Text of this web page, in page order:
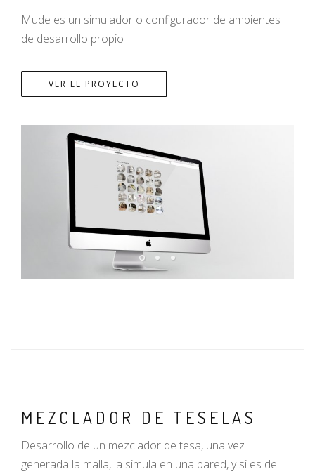
Mude es un simulador o configurador de ambientes
de desarrollo propio
VER EL PROYECTO
MEZCLADOR DE TESELAS
Desarrollo de un mezclador de tesa, una vez
generada la malla, la simula en una pared, y si es del